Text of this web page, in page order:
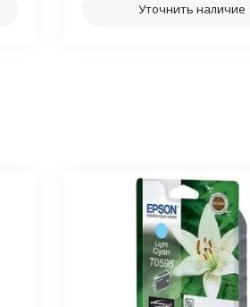
Уточнить наличие